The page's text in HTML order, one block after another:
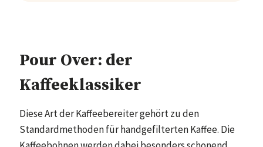
Pour Over: der
Kaffeeklassiker
Diese Art der Kaffeebereiter gehört zu den
Standardmethoden für handgefilterten Kaffee. Die